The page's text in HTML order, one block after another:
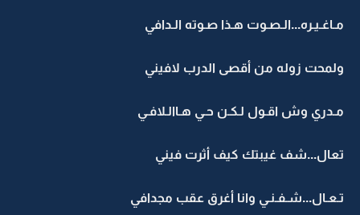
مـاغـيـره...الـصـوت هـذا صـوته الـدافي
ولمحت زوله من أقصى الدرب لافيني
مـدري وش اقـول لـكـن حـي هـاالـلافـي
تعال...شف غيبتك كيف أثرت فيني
تـعـال...شـفـنـي وانا أغرق عقب مجدافي